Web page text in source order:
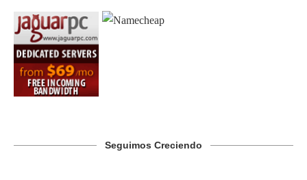
Seguimos Creciendo